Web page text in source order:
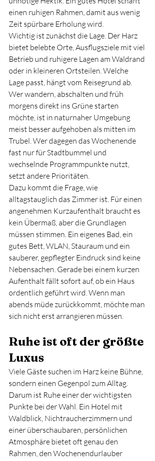
einen ruhigen Rahmen, damit aus wenig
Zeit spürbare Erholung wird.
Wichtig ist zunächst die Lage. Der Harz
bietet belebte Orte, Ausflugsziele mit viel
Betrieb und ruhigere Lagen am Waldrand
oder in kleineren Ortsteilen. Welche
Lage passt, hängt vom Reisegrund ab.
Wer wandern, abschalten und früh
morgens direkt ins Grüne starten
möchte, ist in naturnaher Umgebung
meist besser aufgehoben als mitten im
Trubel. Wer dagegen das Wochenende
fast nur für Stadtbummel und
wechselnde Programmpunkte nutzt,
setzt andere Prioritäten.
Dazu kommt die Frage, wie
alltagstauglich das Zimmer ist. Für einen
angenehmen Kurzaufenthalt braucht es
kein Übermaß, aber die Grundlagen
müssen stimmen. Ein eigenes Bad, ein
gutes Bett, WLAN, Stauraum und ein
sauberer, gepflegter Eindruck sind keine
Nebensachen. Gerade bei einem kurzen
Aufenthalt fällt sofort auf, ob ein Haus
ordentlich geführt wird. Wenn man
abends müde zurückkommt, möchte man
sich nicht erst arrangieren müssen.
Ruhe ist oft der größte
Luxus
Viele Gäste suchen im Harz keine Bühne,
sondern einen Gegenpol zum Alltag.
Darum ist Ruhe einer der wichtigsten
Punkte bei der Wahl. Ein Hotel mit
Waldblick, Nichtraucherzimmern und
einer überschaubaren, persönlichen
Atmosphäre bietet oft genau den
Rahmen, den Wochenendurlauber